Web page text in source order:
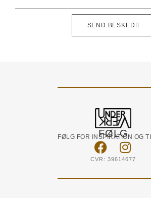
SEND BESKED
FØLG
FØLG FOR INSPIRATION OG
CVR: 39614677